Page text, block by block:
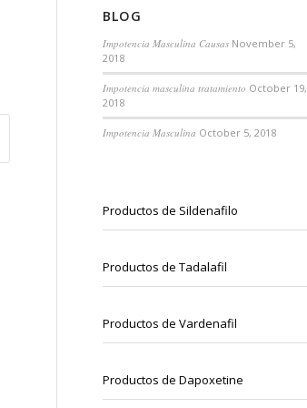
BLOG
Impotencia Masculina Causas November 5,
2018
Impotencia masculina tratamiento October 19,
2018
Impotencia Masculina October 5, 2018
Productos de Sildenafilo
Productos de Tadalafil
Productos de Vardenafil
Productos de Dapoxetine